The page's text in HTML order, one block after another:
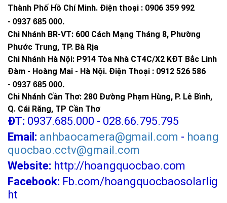
Thành Phố Hồ Chí Minh. Điện thoại : 0906 359 992
- 0937 685 000.
Chi Nhánh BR-VT: 600 Cách Mạng Tháng 8, Phường
Phước Trung, TP. Bà Rịa
Chi Nhánh Hà Nội: P914 Tòa Nhà CT4C/X2 KĐT Bắc Linh
Đàm - Hoàng Mai - Hà Nội. Điện Thoại : 0912 526 586
- 0937 685 000.
Chi Nhánh Cần Thơ: 280 Đường Phạm Hùng, P. Lê Bình,
Q. Cái Răng, TP Cần Thơ
ĐT: 0937.685.000 - 028.66.795.795
Email: anhbaocamera@gmail.com - hoang
quocbao.cctv@gmail.com
Website: http://hoangquocbao.com
Facebook: Fb.com/hoangquocbaosolarlig
ht